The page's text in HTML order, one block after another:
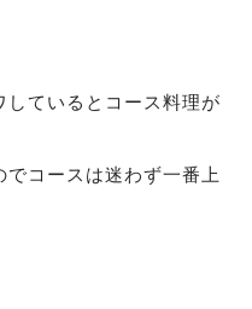
ているとコース料理が
コースは迷わず一番上